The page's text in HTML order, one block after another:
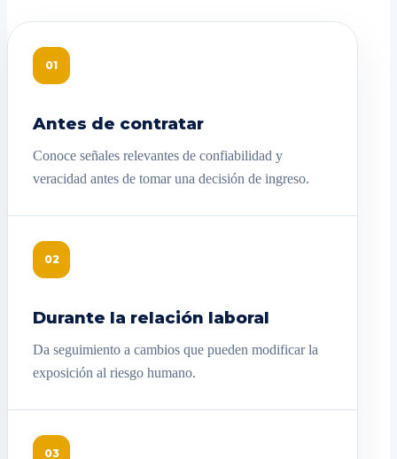
01
Antes de contratar
Conoce señales relevantes de confiabilidad y
veracidad antes de tomar una decisión de ingreso.
02
Durante la relación laboral
Da seguimiento a cambios que pueden modificar la
exposición al riesgo humano.
03